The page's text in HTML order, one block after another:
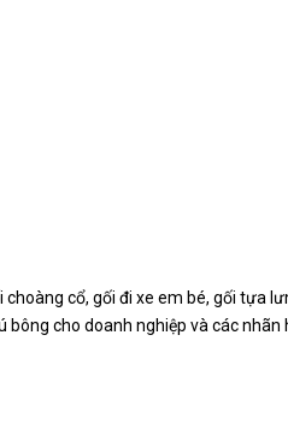
cổ, gối đi xe em bé, gối tựa
cho doanh nghiệp và các nhãn